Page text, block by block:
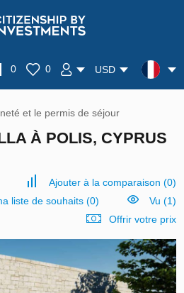
0 0 USD
et le permis de séjour
À POLIS, CYPRUS
Ajouter à la comparaison (0)
liste de souhaits(0)
Vu (1)
Offrir votre prix